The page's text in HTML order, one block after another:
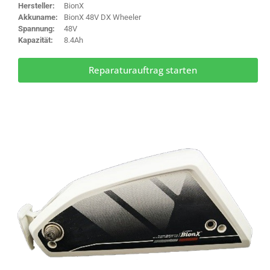
Hersteller:
BionX
Akkuname:
BionX 48V DX Wheeler
Spannung:
48V
Kapazität:
8.4Ah
Reparaturauftrag starten